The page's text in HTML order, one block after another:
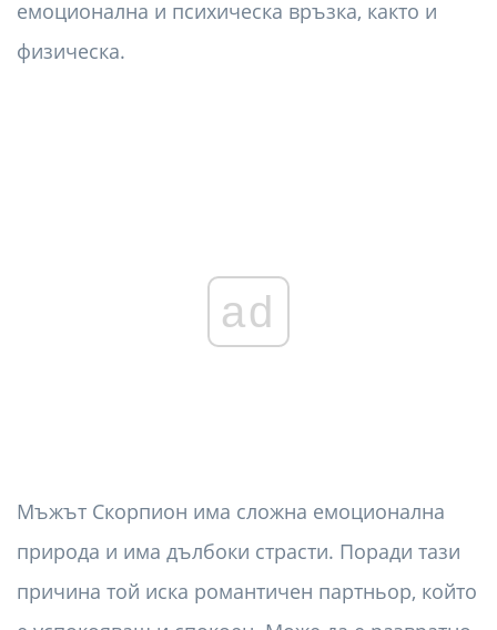
емоционална и психическа връзка, както и
физическа.
ad
Мъжът Скорпион има сложна емоционална
природа и има дълбоки страсти. Поради тази
причина той иска романтичен партньор, който